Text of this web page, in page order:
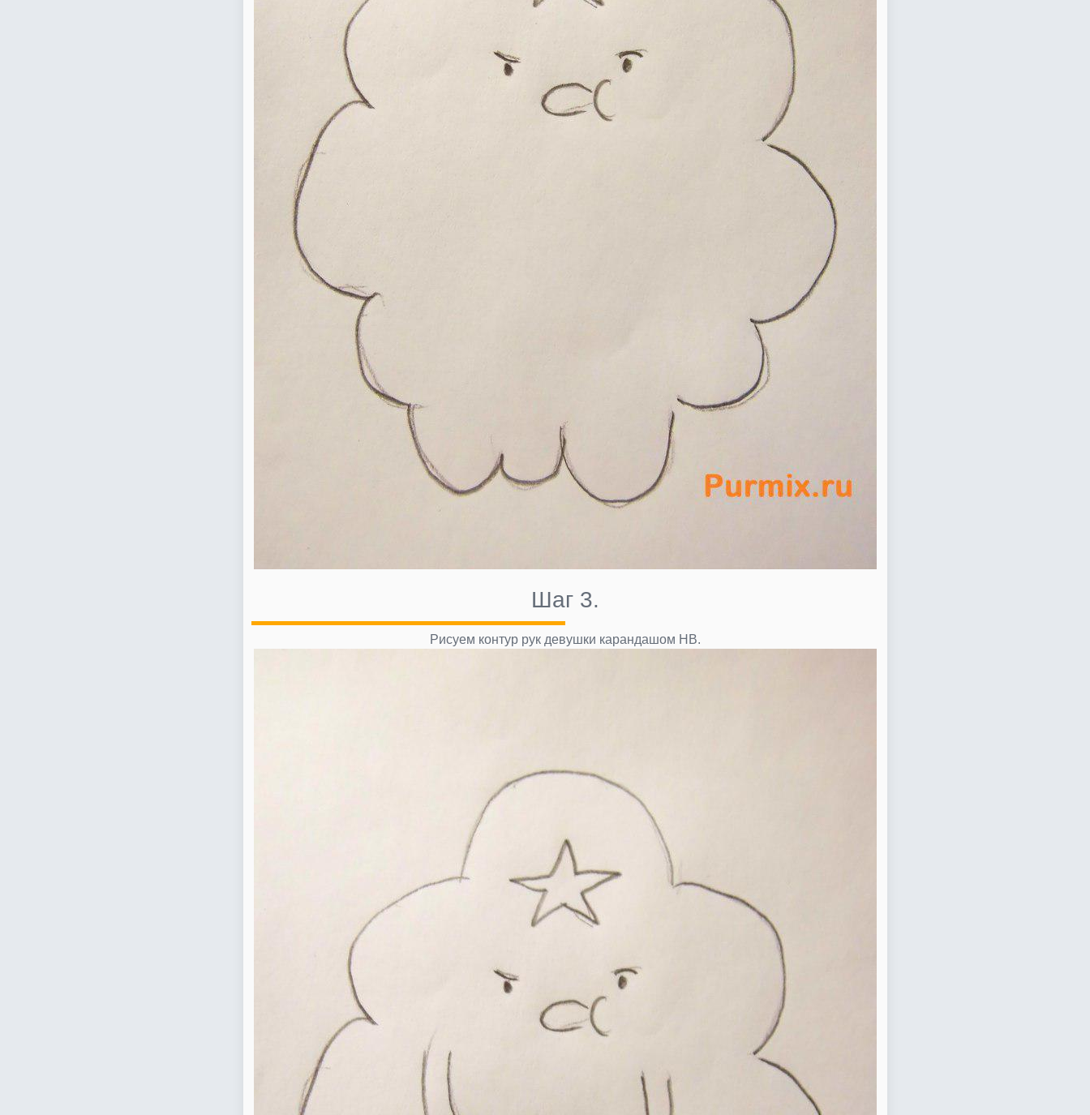
Шаг 3.
Рисуем контур рук девушки карандашом НВ.